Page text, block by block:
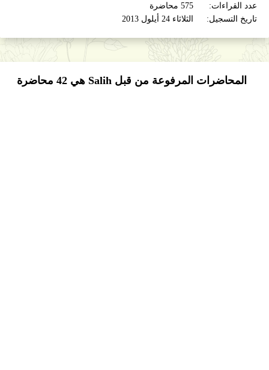
عدد القراءات:
575 محاضرة
تاريخ التسجيل:
الثلاثاء 24 أيلول 2013
المحاضرات المرفوعة من قبل Salih هي 42 محاضرة